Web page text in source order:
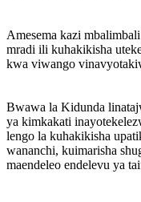
‎Amesema kazi
mradi ili kuhakikisha
kwa viwango
‎Bwawa la Kidunda
ya kimkakati
lengo la kuhakikisha
wananchi, kuimarisha
maendeleo endelevu ya